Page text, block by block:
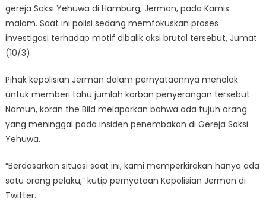
gereja Saksi Yehuwa di Hamburg, Jerman, pada Kamis
malam. Saat ini polisi sedang memfokuskan proses
investigasi terhadap motif dibalik aksi brutal tersebut, Jumat
(10/3).
Pihak kepolisian Jerman dalam pernyataannya menolak
untuk memberi tahu jumlah korban penyerangan tersebut.
Namun, koran the Bild melaporkan bahwa ada tujuh orang
yang meninggal pada insiden penembakan di Gereja Saksi
Yehuwa.
“Berdasarkan situasi saat ini, kami memperkirakan hanya ada
satu orang pelaku,” kutip pernyataan Kepolisian Jerman di
Twitter.